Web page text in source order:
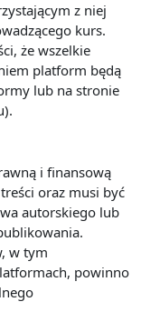
z niej
kurs.
że wszelkie
platform będą
lub na stronie
i finansową
oraz musi być
autorskiego lub
w tym
powinno